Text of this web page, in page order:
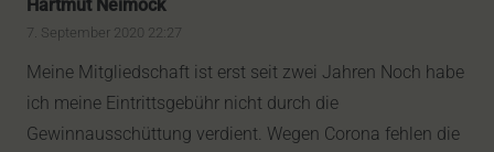
Hartmut Neimöck
7. September 2020 22:27
Meine Mitgliedschaft ist erst seit zwei Jahren Noch habe
ich meine Eintrittsgebühr nicht durch die
Gewinnausschüttung verdient. Wegen Corona fehlen die